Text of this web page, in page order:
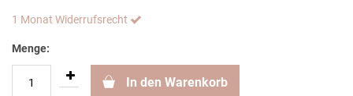
1 Monat Widerrufsrecht
Menge:
In den Warenkorb